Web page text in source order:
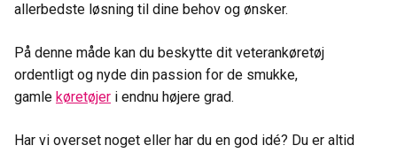
allerbedste løsning til dine behov og ønsker.
På denne måde kan du beskytte dit veterankøretøj
ordentligt og nyde din passion for de smukke,
gamle køretøjer i endnu højere grad.
Har vi overset noget eller har du en god idé? Du er altid